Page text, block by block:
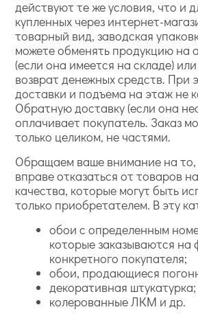
действуют те же условия, что и
купленных через интернет-
товарный вид, заводская
можете обменять продукцию на
(если она имеется на складе)
возврат денежных средств. При
доставки и подъема на этаж не
Обратную доставку (если она
оплачивает покупатель. Заказ
только целиком, не частями.
Обращаем ваше внимание на то,
вправе отказаться от товаров
качества, которые могут быть
только приобретателем. В эту
обои с определенным
которые заказываются на
конкретного покупателя;
обои, продающиеся
декоративная штукатурка;
колерованные ЛКМ и др.